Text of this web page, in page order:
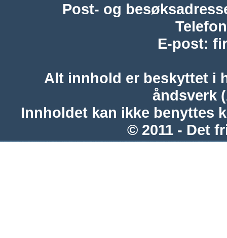
Post- og
Telefon
E-post:
Alt innhold er beskyttet i
åndsverk
Innholdet kan ikke benyttes
© 2011 - Det